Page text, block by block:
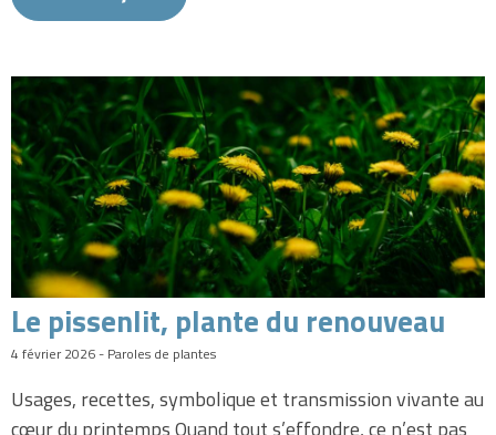
Le pissenlit, plante du renouveau
4 février 2026 - Paroles de plantes
Usages, recettes, symbolique et transmission vivante au
cœur du printemps Quand tout s’effondre, ce n’est pas